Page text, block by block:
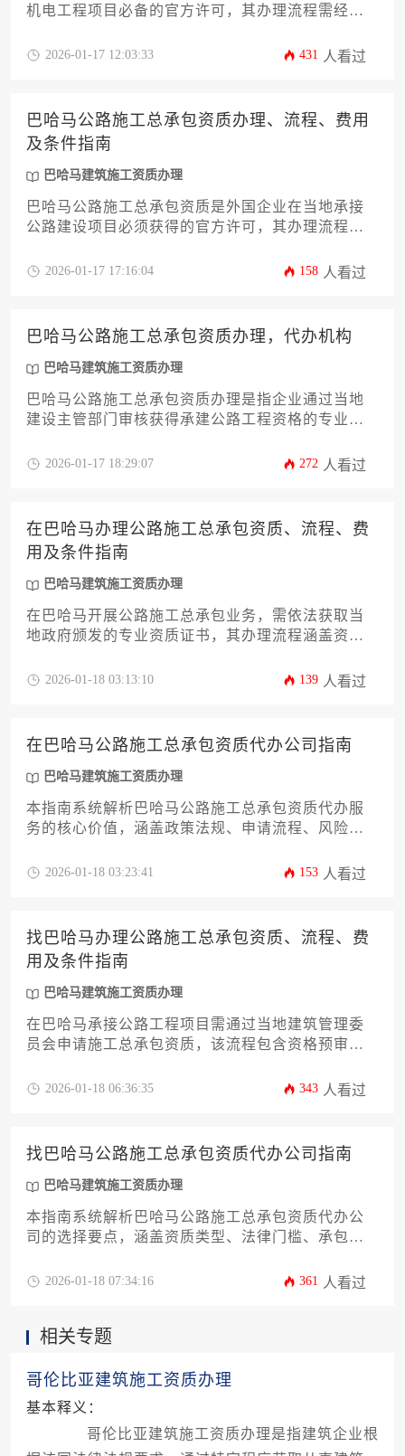
机电工程项目必备的官方许可，其办理流程需经过
心阶段，总费用约需15万至30万美元，具体取决于
2026-01-17 12:03:33 431 人看过
巴哈马公路施工总承包资质办理、流程、费用
及条件指南
巴哈马建筑施工资质办理
巴哈马公路施工总承包资质是外国企业在当地承接
公路建设项目必须获得的官方许可，其办理流程需
况报告及技术方案，并缴纳约五万至十五万美元的
与国际工程标准。
2026-01-17 17:16:04 158 人看过
巴哈马公路施工总承包资质办理，代办机构
巴哈马建筑施工资质办理
巴哈马公路施工总承包资质办理是指企业通过当地
建设主管部门审核获得承建公路工程资格的专业认
从材料准备到审批跟踪的全链条服务。本文将系统
陷阱。
2026-01-17 18:29:07 272 人看过
在巴哈马办理公路施工总承包资质、流程、费
用及条件指南
巴哈马建筑施工资质办理
在巴哈马开展公路施工总承包业务，需依法获取当
地政府颁发的专业资质证书，其办理流程涵盖资格
及费用包括注册费、审查费及年度维护金等，核心
2026-01-18 03:13:10 139 人看过
在巴哈马公路施工总承包资质代办公司指南
巴哈马建筑施工资质办理
本指南系统解析巴哈马公路施工总承包资质代办服
务的核心价值，涵盖政策法规、申请流程、风险规
案。2026-01-18 03:23:41 153 人看过
找巴哈马办理公路施工总承包资质、流程、费
用及条件指南
巴哈马建筑施工资质办理
在巴哈马承接公路工程项目需通过当地建筑管理委
员会申请施工总承包资质，该流程包含资格预审、
周期约6-9个月。企业需满足注册资本、技术团队、
本指南将系统解析资质标准、申报流程及成本构成
等关键要素，为海外工程企业提供实操路径。
2026-01-18 06:36:35 343 人看过
找巴哈马公路施工总承包资质代办公司指南
巴哈马建筑施工资质办理
本指南系统解析巴哈马公路施工总承包资质代办公
司的选择要点，涵盖资质类型、法律门槛、承包商
马基建市场的企业提供实用解决方案。
2026-01-18 07:34:16 361 人看过
相关专题
哥伦比亚建筑施工资质办理
基本释义：
哥伦比亚建筑施工资质办理是指建筑企业根